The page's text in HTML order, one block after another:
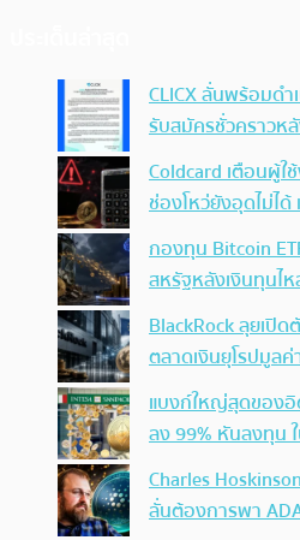
CLICX ลั่นพร้อมด
รับสมัครชั่วคราวห
Coldcard เตือนผู้
ช่องโหว่ยังอุดไม่ได้
กองทุน Bitcoin
สหรัฐหลังเงินทุนไ
BlackRock ลุยเปิ
ตลาดเงินยุโรปมูล
แบงก์ใหญ่สุดของอิ
ลง 99% หันลงทุน
Charles
ลั่นต้องการพา